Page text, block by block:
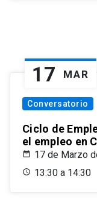
17 MAR
Conversatorio
Ciclo de
el empleo en
17 de Marzo
13:30 a 14:30